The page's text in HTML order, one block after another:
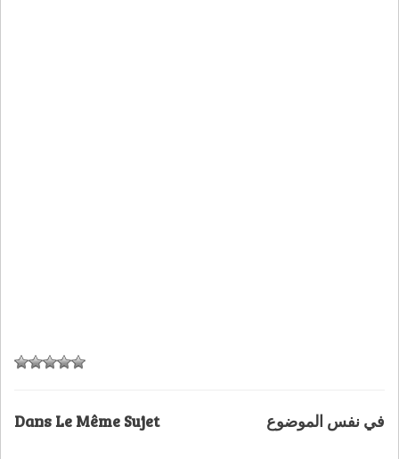
Dans Le Même Sujet في نفس الموضوع